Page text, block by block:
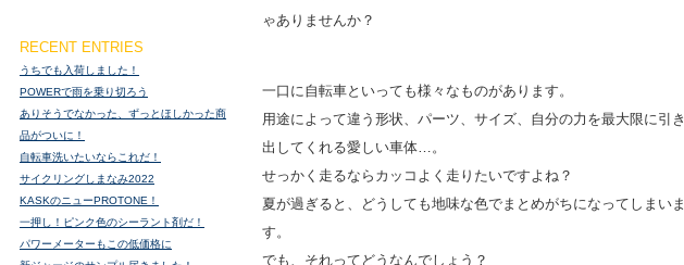
ゃありませんか？
一口に自転車といっても様々なものがあります。
用途によって違う形状、パーツ、サイズ、自分の力を最大限に引き
出してくれる愛しい車体…。
せっかく走るならカッコよく走りたいですよね？
夏が過ぎると、どうしても地味な色でまとめがちになってしまいま
す。
でも、それってどうなんでしょう？
RECENT ENTRIES
うちでも入荷しました！
POWERで雨を乗り切ろう
ありそうでなかった、ずっとほしかった商
品がついに！
自転車洗いたいならこれだ！
サイクリングしまなみ2022
KASKのニューPROTONE！
一押し！ピンク色のシーラント剤だ！
パワーメーターもこの低価格に